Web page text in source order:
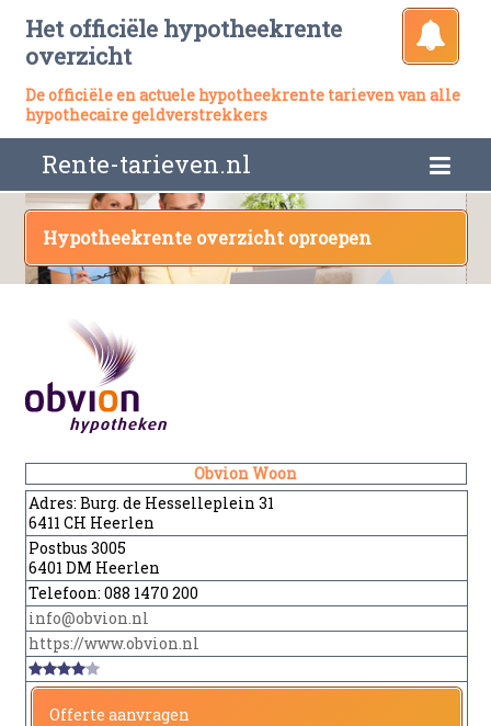
Het officiële hypotheekrente
overzicht
De officiële en actuele hypotheekrente tarieven van alle
hypothecaire geldverstrekkers
Rente-tarieven.nl
Hypotheekrente overzicht oproepen
Obvion Woon
Adres: Burg. de Hesselleplein 31
6411 CH Heerlen
Postbus 3005
6401 DM Heerlen
Telefoon: 088 1470 200
info@obvion.nl
https://www.obvion.nl
Offerte aanvragen